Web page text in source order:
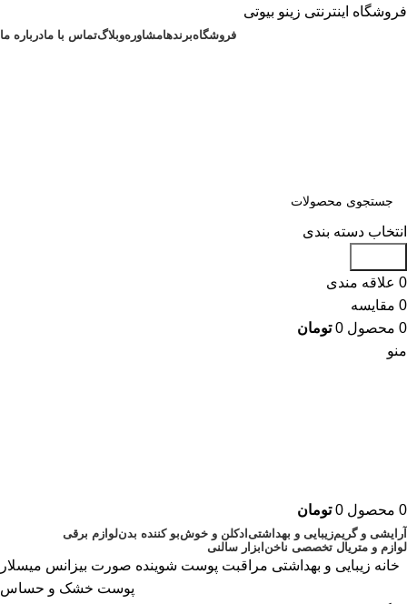
فروشگاه اینترنتی زینو بیوتی
فروشگاهبرندهامشاورهوبلاگتماس با مادرباره ما
انتخاب دسته بندی
0 علاقه مندی
0 مقایسه
0 محصول 0 تومان
منو
0 محصول 0 تومان
آرایشی و گریمزیبایی و بهداشتی ادکلن و خوش‌بو کننده بدنلوازم برقی
لوازم و متریال تخصصی ناخن ابزار سالنی
خانه زیبایی و بهداشتی مراقبت پوست شوینده صورت بیزانس میسلار
پوست خشک و حساس